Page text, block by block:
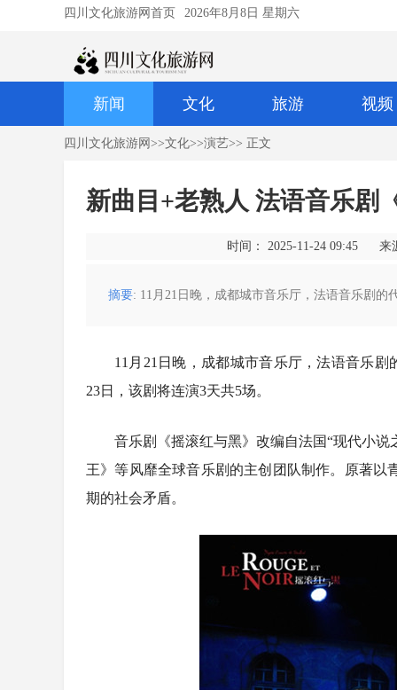
四川文化旅游网首页 2026年8月8日 星期六
新闻 文化 旅游 视频
四川文化旅游网 >>文化>>演艺>> 正文
新曲目+老熟人 法语音乐剧
时间： 2025-11-24 09:45 来
摘要: 11月21日晚，成都城市音乐厅，法语音乐剧
11月21日晚，成都城市音乐厅，法语音乐
23日，该剧将连演3天共5场。
音乐剧《摇滚红与黑》改编自法国“现代小
王》等风靡全球音乐剧的主创团队制作。原著以
期的社会矛盾。